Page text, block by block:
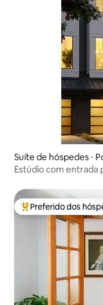
Suíte de hóspedes ⋅
Estúdio com entrada
Entre os melhores
Preferido dos